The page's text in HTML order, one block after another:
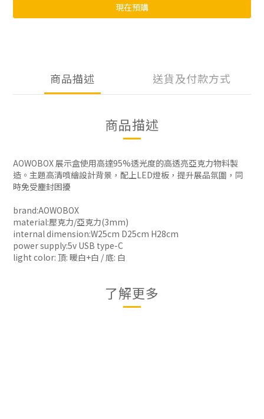
現在預購
商品描述 送貨及付款方式
商品描述
AOWOBOX 展示盒使用高達95%透光度的高透亮亞克力物料製
造。主題高清噴繪設計背景，配上LED燈板，提升展品氛圍，同
時免受塵封困擾
brand:AOWOBOX
material:壓克力/亞克力(3mm)
internal dimension:W25cm D25cm H28cm
power supply:5v USB type-C
light color: 頂: 暖白+白 / 底: 白
了解更多